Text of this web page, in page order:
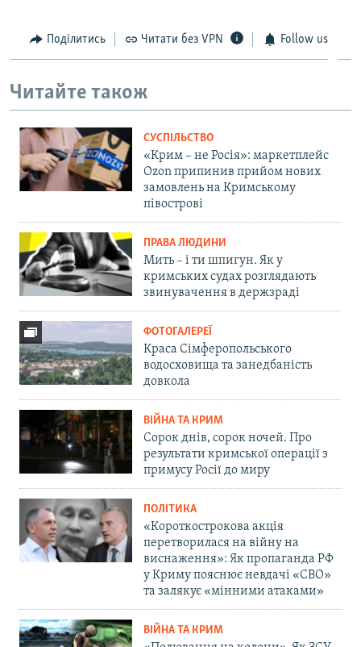
Поділитись Читати без VPN Follow us
Читайте також
СУСПІЛЬСТВО
«Крим – не Росія»: маркетплейс
Ozon припинив прийом нових
замовлень на Кримському
півострові
ПРАВА ЛЮДИНИ
Мить – і ти шпигун. Як у
кримських судах розглядають
звинувачення в держзраді
ФОТОГАЛЕРЕЇ
Краса Сімферопольського
водосховища та занедбаність
довкола
ВІЙНА ТА КРИМ
Сорок днів, сорок ночей. Про
результати кримської операції з
примусу Росії до миру
ПОЛІТИКА
«Короткострокова акція
перетворилася на війну на
виснаження»: Як пропаганда РФ
у Криму пояснює невдачі «СВО»
та залякує «мінними атаками»
ВІЙНА ТА КРИМ